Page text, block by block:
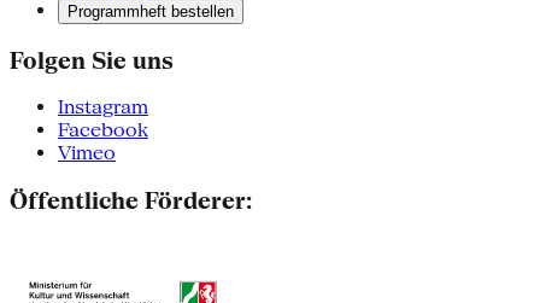
Programmheft bestellen
Folgen Sie uns
Instagram
Facebook
Vimeo
Öffentliche Förderer: